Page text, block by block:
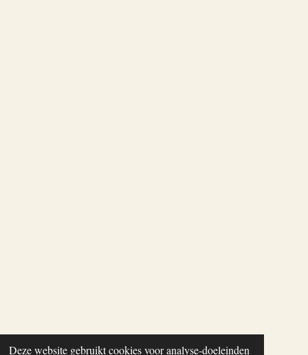
Deze website gebruikt cookies voor analyse-doeleinden